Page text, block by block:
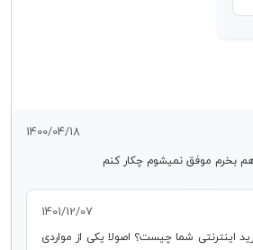
1400/04/18
بخرم موفق نمیشوم چکار کنم
1401/12/07
اینترنتی شما چیست؟ اصولا یکی از مواردی